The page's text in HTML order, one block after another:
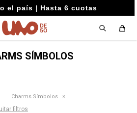
el país | Hasta 6 cuotas
SÍMBOLOS
Charms Símbolos
filtros